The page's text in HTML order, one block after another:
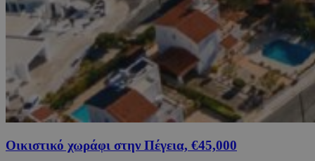
Οικιστικό χωράφι στην Πέγεια, €45,000